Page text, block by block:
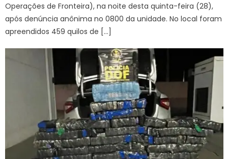
Operações de Fronteira), na noite desta quinta-feira (28),
após denúncia anônima no 0800 da unidade. No local foram
apreendidos 459 quilos de […]